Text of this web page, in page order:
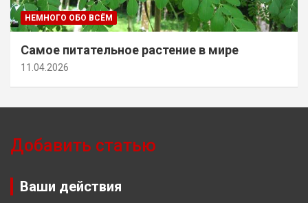
НЕМНОГО ОБО ВСЁМ
Самое питательное растение в мире
11.04.2026
Добавить статью
Ваши действия